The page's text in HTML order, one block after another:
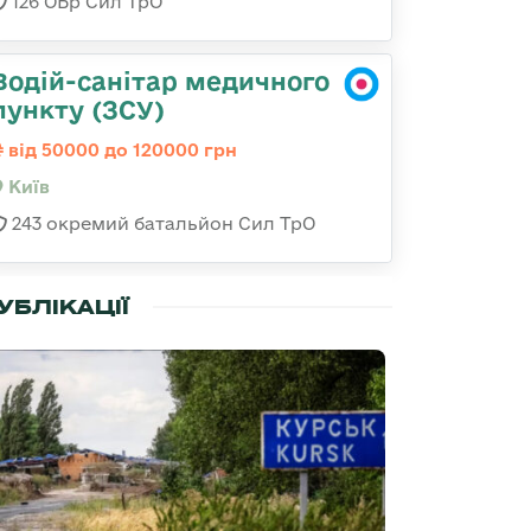
санітар медичного
(ЗСУ)
від 50000 до 120000 грн
Київ
243 окремий батальйон Сил ТрО